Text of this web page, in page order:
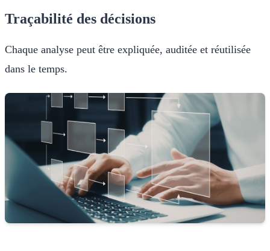
Traçabilité des décisions
Chaque analyse peut être expliquée, auditée et réutilisée
dans le temps.